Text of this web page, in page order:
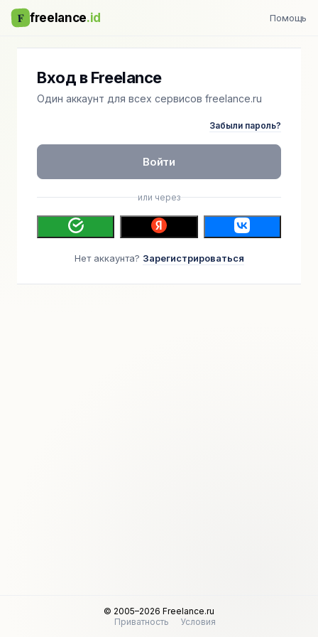
F freelance.id Помощь
Вход в Freelance
Один аккаунт для всех сервисов freelance.ru
Забыли пароль?
Войти
или через
Нет аккаунта? Зарегистрироваться
© 2005–2026 Freelance.ru
Приватность
Условия